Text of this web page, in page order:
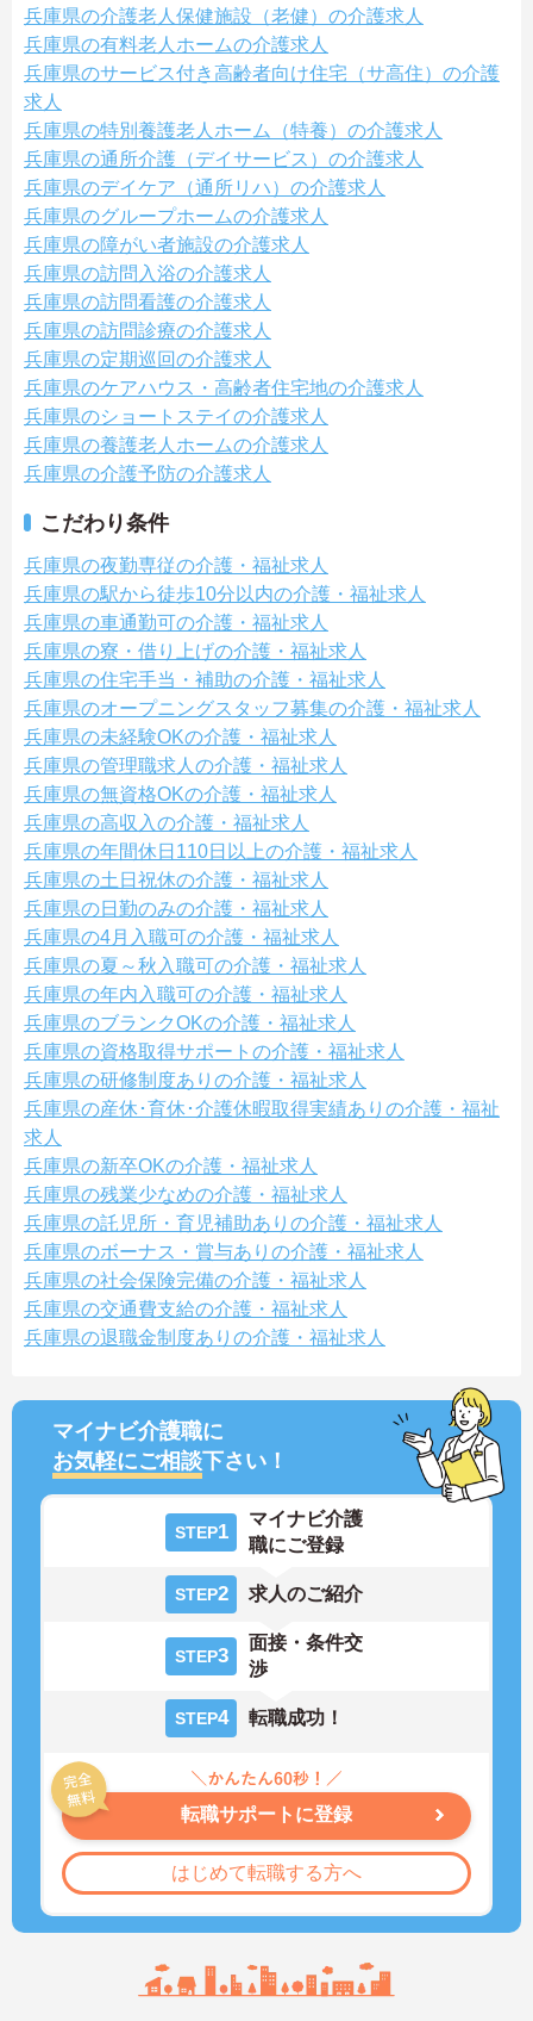
兵庫県の介護老人保健施設（老健）の介護求人
兵庫県の有料老人ホームの介護求人
兵庫県のサービス付き高齢者向け住宅（サ高住）の介護
求人
兵庫県の特別養護老人ホーム（特養）の介護求人
兵庫県の通所介護（デイサービス）の介護求人
兵庫県のデイケア（通所リハ）の介護求人
兵庫県のグループホームの介護求人
兵庫県の障がい者施設の介護求人
兵庫県の訪問入浴の介護求人
兵庫県の訪問看護の介護求人
兵庫県の訪問診療の介護求人
兵庫県の定期巡回の介護求人
兵庫県のケアハウス・高齢者住宅地の介護求人
兵庫県のショートステイの介護求人
兵庫県の養護老人ホームの介護求人
兵庫県の介護予防の介護求人
こだわり条件
兵庫県の夜勤専従の介護・福祉求人
兵庫県の駅から徒歩10分以内の介護・福祉求人
兵庫県の車通勤可の介護・福祉求人
兵庫県の寮・借り上げの介護・福祉求人
兵庫県の住宅手当・補助の介護・福祉求人
兵庫県のオープニングスタッフ募集の介護・福祉求人
兵庫県の未経験OKの介護・福祉求人
兵庫県の管理職求人の介護・福祉求人
兵庫県の無資格OKの介護・福祉求人
兵庫県の高収入の介護・福祉求人
兵庫県の年間休日110日以上の介護・福祉求人
兵庫県の土日祝休の介護・福祉求人
兵庫県の日勤のみの介護・福祉求人
兵庫県の4月入職可の介護・福祉求人
兵庫県の夏～秋入職可の介護・福祉求人
兵庫県の年内入職可の介護・福祉求人
兵庫県のブランクOKの介護・福祉求人
兵庫県の資格取得サポートの介護・福祉求人
兵庫県の研修制度ありの介護・福祉求人
兵庫県の産休･育休･介護休暇取得実績ありの介護・福祉
求人
兵庫県の新卒OKの介護・福祉求人
兵庫県の残業少なめの介護・福祉求人
兵庫県の託児所・育児補助ありの介護・福祉求人
兵庫県のボーナス・賞与ありの介護・福祉求人
兵庫県の社会保険完備の介護・福祉求人
兵庫県の交通費支給の介護・福祉求人
兵庫県の退職金制度ありの介護・福祉求人
マイナビ介護職に
お気軽にご相談下さい！
STEP1
マイナビ介護
職にご登録
STEP2 求人のご紹介
STEP3
面接・条件交
渉
STEP4 転職成功！
転職サポートに登録
はじめて転職する方へ